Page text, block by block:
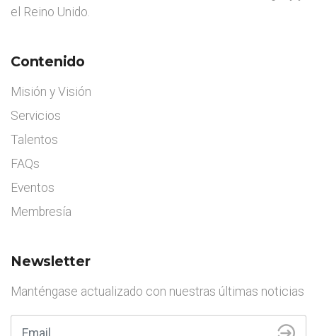
el Reino Unido.
Contenido
Misión y Visión
Servicios
Talentos
FAQs
Eventos
Membresía
Newsletter
Manténgase actualizado con nuestras últimas noticias